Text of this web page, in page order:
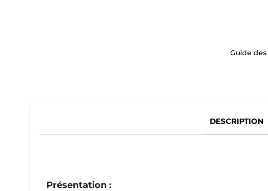
Guide
DESCRIPTION
Présentation :